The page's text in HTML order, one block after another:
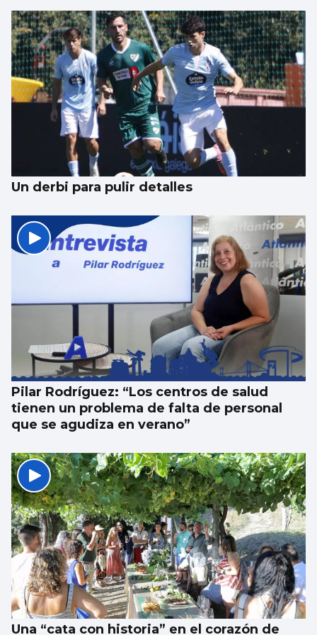
Aprendizaje para observar el ‘fin del
mundo’ sin riesgo
Un derbi para pulir detalles
Pilar Rodríguez: “Los centros de salud
tienen un problema de falta de personal
que se agudiza en verano”
Una “cata con historia” en el corazón de